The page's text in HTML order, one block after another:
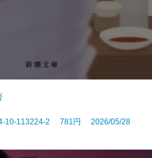
10-113224-2 781円 2026/05/28